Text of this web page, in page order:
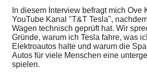
In diesem Interview befragt mich Ove
YouTube Kanal "T&T Tesla",
Wagen technisch geprüft hat. Wir
Gründe, warum ich Tesla fahre, was
Elektroautos halte und warum die
Autos für viele Menschen eine
spielen.